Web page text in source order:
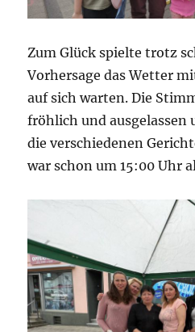
Zum Glück spielte trotz
Vorhersage das Wetter
auf sich warten. Die
fröhlich und ausgelassen
die verschiedenen
war schon um 15:00 Uhr